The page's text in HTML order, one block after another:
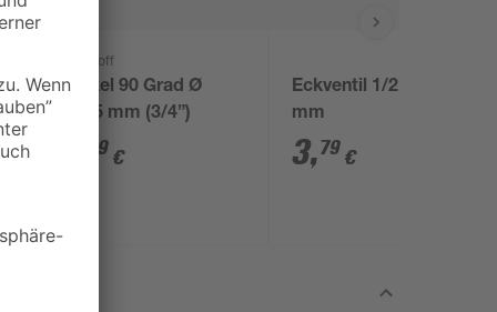
Kirchhoff
Winkel 90 Grad Ø
19,05 mm (3/4”)
89 €
Eckventil 1/2" AG x 10
mm
3,79 €